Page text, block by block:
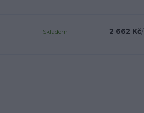
2 662 Kč/
Skladem